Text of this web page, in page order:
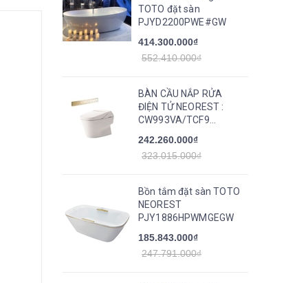
TOTO đặt sàn
PJYD2200PWE#GW
414.300.000₫
552.410.000₫
BÀN CẦU NẮP RỬA
ĐIỆN TỬ NEOREST :
CW993VA/TCF9...
242.260.000₫
323.015.000₫
Bồn tắm đặt sàn TOTO
NEOREST
PJY1886HPWMGEGW
185.843.000₫
247.791.000₫